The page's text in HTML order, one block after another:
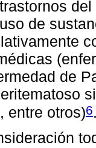
de
de
entre otros)6